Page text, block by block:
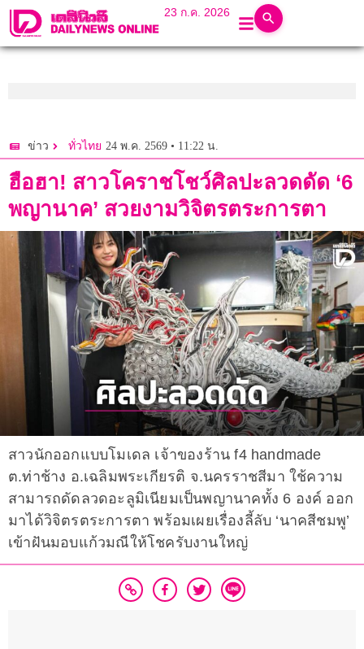
23 ก.ค. 2026
ข่าว ทั่วไทย 24 พ.ค. 2569 • 11:22 น.
ฮือฮา! สาวโคราชโชว์ศิลปะลวดดัด ‘6
พญานาค’ สวยงามวิจิตรตระการตา
สาวนักออกแบบโมเดล เจ้าของร้าน f4 handmade
ต.ท่าช้าง อ.เฉลิมพระเกียรติ จ.นครราชสีมา ใช้ความ
สามารถดัดลวดอะลูมิเนียมเป็นพญานาคทั้ง 6 องค์ ออก
มาได้วิจิตรตระการตา พร้อมเผยเรื่องลี้ลับ ‘นาคสีชมพู’
เข้าฝันมอบแก้วมณีให้โชครับงานใหญ่